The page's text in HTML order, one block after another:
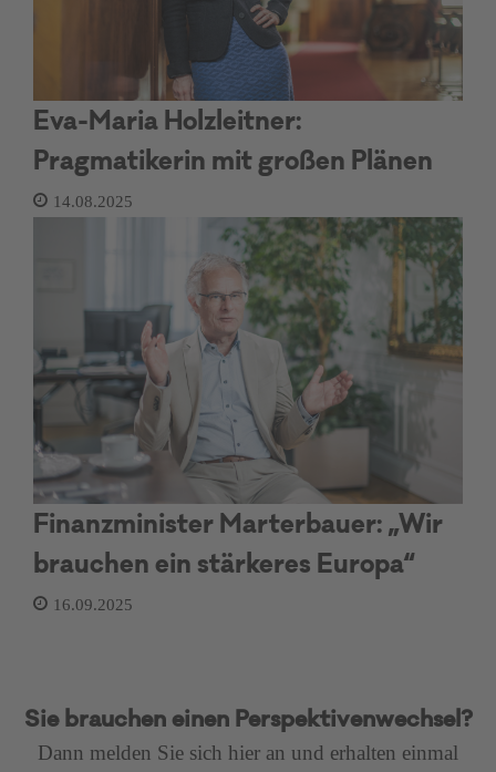
Eva-Maria Holzleitner:
Pragmatikerin mit großen Plänen
14.08.2025
Finanzminister Marterbauer: „Wir
brauchen ein stärkeres Europa“
16.09.2025
Sie brauchen einen Perspektivenwechsel?
Dann melden Sie sich hier an und erhalten einmal